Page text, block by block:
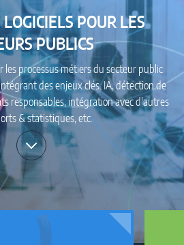
POUR LES
PUBLICS
processus métiers du secteur public
des enjeux clés. IA, détection de
responsables, intégration avec d'autres
& statistiques, etc.